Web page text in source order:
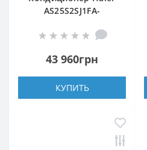
AS25S2SJ1FA-
43 960грн
КУПИТЬ